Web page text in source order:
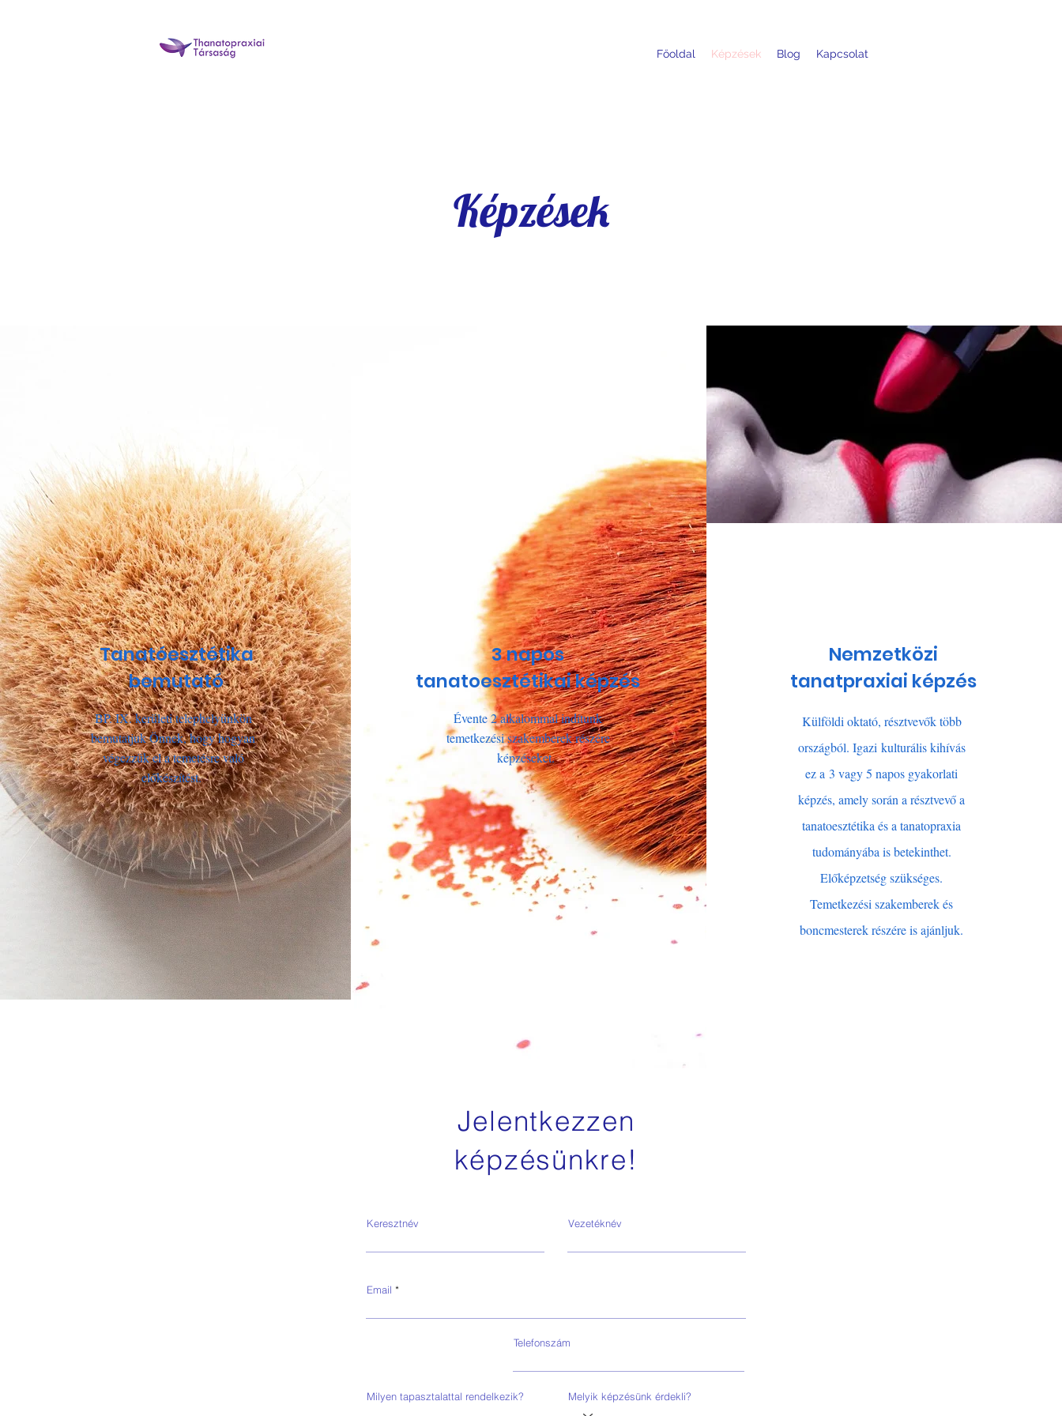
Főoldal Képzések Blog Kapcsolat
Képzések
This is a Paragraph. Click on "Edit Text" or double click on
the text box to start editing the content and make sure to add
any relevant details or information that you want to share with
Tanatóesztétika
bemutató
BP. IX. kerületi telephelyünkön
bemutatjuk Önnek, hogy hogyan
végezzük el a temetésre való
előkészítést.
3 napos
tanatoesztétikai képzés
Évente 2 alkalommal indítunk
temetkezési szakemberek részére
képzéseket.
Nemzetközi
tanatpraxiai képzés
Külföldi oktató, résztvevők több
országból. Igazi kulturális kihívás
ez a 3 vagy 5 napos gyakorlati
képzés, amely során a résztvevő a
tanatoesztétika és a tanatopraxia
tudományába is betekinthet.
Előképzetség szükséges.
Temetkezési szakemberek és
boncmesterek részére is ajánljuk.
Jelentkezzen
képzésünkre!
Keresztnév Vezetéknév
Email
Telefonszám
Milyen tapasztalattal rendelkezik? Melyik képzésünk érdekli?